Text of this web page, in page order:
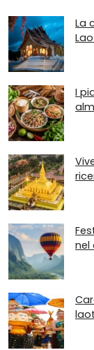
La
I
nel